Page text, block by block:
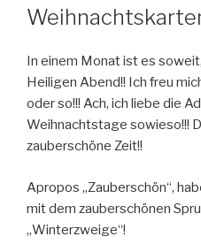
AM
In einem Monat ist es
Heiligen Abend!! Ich freu
oder so!!! Ach, ich liebe die
Weihnachtstage sowieso!!!
zauberschöne Zeit!!
Apropos „Zauberschön“,
mit dem zauberschönen
„Winterzweige“!